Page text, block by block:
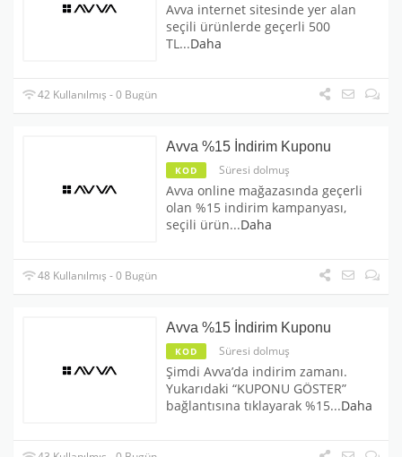
Avva internet sitesinde yer alan
seçili ürünlerde geçerli 500
TL...Daha
42 Kullanılmış - 0 Bugün
Avva %15 İndirim Kuponu
KOD Süresi dolmuş
Avva online mağazasında geçerli
olan %15 indirim kampanyası,
seçili ürün...Daha
48 Kullanılmış - 0 Bugün
Avva %15 İndirim Kuponu
KOD Süresi dolmuş
Şimdi Avva’da indirim zamanı.
Yukarıdaki “KUPONU GÖSTER”
bağlantısına tıklayarak %15...Daha